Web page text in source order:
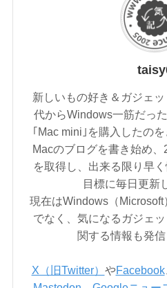
新しいもの好き＆ガジェ
代からWindows一筋だっ
｢Mac mini｣を購入したの
Macのブログを書き始め
を取得し、出来る限り早
目標に毎日更新
現在はWindows（
でなく、気になるガジェ
関する情報も発信
X（旧Twitter） やFacebook